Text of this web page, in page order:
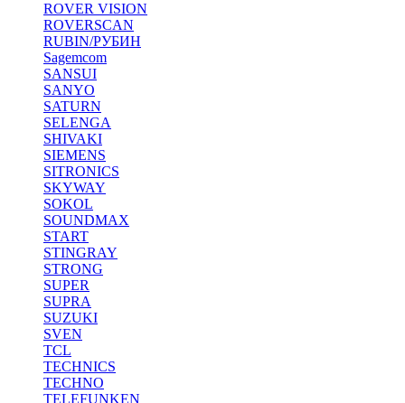
ROVER VISION
ROVERSCAN
RUBIN/РУБИН
Sagemcom
SANSUI
SANYO
SATURN
SELENGA
SHIVAKI
SIEMENS
SITRONICS
SKYWAY
SOKOL
SOUNDMAX
START
STINGRAY
STRONG
SUPER
SUPRA
SUZUKI
SVEN
TCL
TECHNICS
TECHNO
TELEFUNKEN